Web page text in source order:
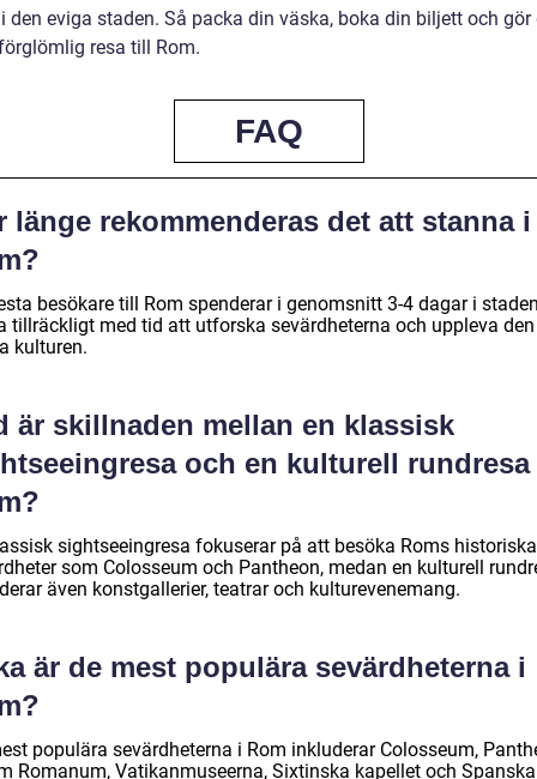
den eviga staden. Så packa din väska, boka din biljett och gör
resa till Rom.
FAQ
länge rekommenderas det att stanna i
besökare till Rom spenderar i genomsnitt 3-4 dagar i
tillräckligt med tid att utforska sevärdheterna och uppleva den
kulturen.
är skillnaden mellan en klassisk
och en kulturell
sightseeingresa fokuserar på att besöka Roms historiska
som Colosseum och Pantheon, medan en kulturell
även konstgallerier, teatrar och kulturevenemang.
är de mest populära sevärdheterna i
populära sevärdheterna i Rom inkluderar Colosseum,
Romanum, Vatikanmuseerna, Sixtinska kapellet och Spanska